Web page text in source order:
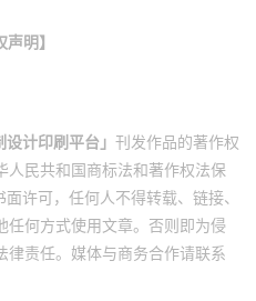
声明】
计印刷平台」 刊发作品的著作权
人民共和国商标法和著作权法保
面许可，任何人不得转载、链接、
任何方式使用文章。否则即为侵
责任。 媒体与商务合作请联系